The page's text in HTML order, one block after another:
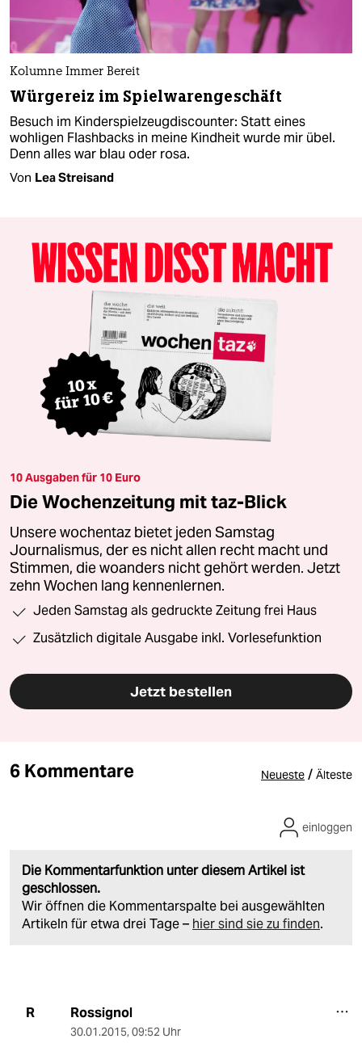
Kolumne Immer Bereit
Würgereiz im Spielwarengeschäft
Besuch im Kinderspielzeugdiscounter: Statt eines
wohligen Flashbacks in meine Kindheit wurde mir übel.
Denn alles war blau oder rosa.
Von Lea Streisand
10 Ausgaben für 10 Euro
Die Wochenzeitung mit taz-Blick
Unsere wochentaz bietet jeden Samstag
Journalismus, der es nicht allen recht macht und
Stimmen, die woanders nicht gehört werden. Jetzt
zehn Wochen lang kennenlernen.
Jeden Samstag als gedruckte Zeitung frei Haus
Zusätzlich digitale Ausgabe inkl. Vorlesefunktion
Jetzt bestellen
6 Kommentare Neueste / Älteste
Die Kommentarfunktion unter diesem Artikel ist
geschlossen.
Wir öffnen die Kommentarspalte bei ausgewählten
Artikeln für etwa drei Tage – hier sind sie zu finden.
einloggen
R Rossignol
30.01.2015, 09:52 Uhr